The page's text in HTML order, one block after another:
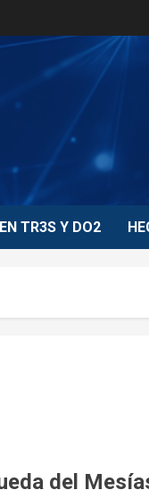
EN TR3S Y DO2
del